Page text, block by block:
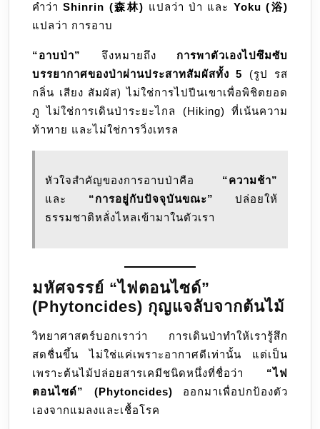
คำว่าShinrin (森林) แปลว่า ป่า และ Yoku (浴)
แปลว่า การอาบ
“อาบป่า” จึงหมายถึง การพาตัวเองไปซึมซับ
บรรยากาศของป่าผ่านประสาทสัมผัสทั้ง 5 (รูป รส
กลิ่น เสียง สัมผัส) ไม่ใช่การไปปีนเขาเพื่อพิชิตยอด
ภู ไม่ใช่การเดินป่าระยะไกล (Hiking) ที่เน้นความ
ท้าทาย และไม่ใช่การวิ่งเทรล
หัวใจสำคัญของการอาบป่าคือ “ความช้า”
และ “การอยู่กับปัจจุบันขณะ” ปล่อยให้
ธรรมชาติหลั่งไหลเข้ามาในตัวเรา
มหัศจรรย์ “ไฟตอนไซด์”
(Phytoncides) กุญแจลับจากต้นไม้
วิทยาศาสตร์บอกเราว่า การเดินป่าทำให้เรารู้สึก
สดชื่นขึ้น ไม่ใช่แค่เพราะอากาศดีเท่านั้น แต่เป็น
เพราะต้นไม้ปล่อยสารเคมีชนิดหนึ่งที่ชื่อว่า “ไฟ
ตอนไซด์” (Phytoncides) ออกมาเพื่อปกป้องตัว
เองจากแมลงและเชื้อโรค